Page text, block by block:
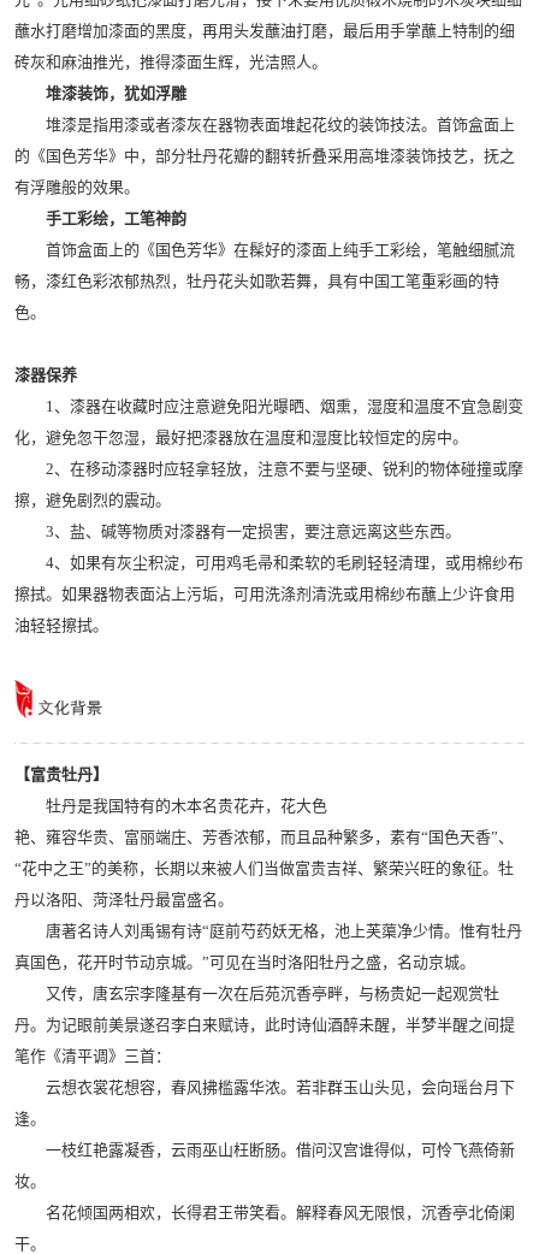
蘸水打磨增加漆面的黑度，再用头发蘸油打磨，最后用手掌蘸上特制的细
砖灰和麻油推光，推得漆面生辉，光洁照人。
堆漆装饰，犹如浮雕
堆漆是指用漆或者漆灰在器物表面堆起花纹的装饰技法。首饰盒面上
的《国色芳华》中，部分牡丹花瓣的翻转折叠采用高堆漆装饰技艺，抚之
有浮雕般的效果。
手工彩绘，工笔神韵
首饰盒面上的《国色芳华》在髹好的漆面上纯手工彩绘，笔触细腻流
畅，漆红色彩浓郁热烈，牡丹花头如歌若舞，具有中国工笔重彩画的特
色。
漆器保养
1、漆器在收藏时应注意避免阳光曝晒、烟熏，湿度和温度不宜急剧变
化，避免忽干忽湿，最好把漆器放在温度和湿度比较恒定的房中。
2、在移动漆器时应轻拿轻放，注意不要与坚硬、锐利的物体碰撞或摩
擦，避免剧烈的震动。
3、盐、碱等物质对漆器有一定损害，要注意远离这些东西。
4、如果有灰尘积淀，可用鸡毛帚和柔软的毛刷轻轻清理，或用棉纱布
擦拭。如果器物表面沾上污垢，可用洗涤剂清洗或用棉纱布蘸上少许食用
油轻轻擦拭。
【富贵牡丹】
牡丹是我国特有的木本名贵花卉，花大色
艳、雍容华贵、富丽端庄、芳香浓郁，而且品种繁多，素有“国色天香”、
“花中之王”的美称，长期以来被人们当做富贵吉祥、繁荣兴旺的象征。牡
丹以洛阳、菏泽牡丹最富盛名。
唐著名诗人刘禹锡有诗“庭前芍药妖无格，池上芙蕖净少情。惟有牡丹
真国色，花开时节动京城。”可见在当时洛阳牡丹之盛，名动京城。
又传，唐玄宗李隆基有一次在后苑沉香亭畔，与杨贵妃一起观赏牡
丹。为记眼前美景遂召李白来赋诗，此时诗仙酒醉未醒，半梦半醒之间提
笔作《清平调》三首：
云想衣裳花想容，春风拂槛露华浓。若非群玉山头见，会向瑶台月下
逢。
一枝红艳露凝香，云雨巫山枉断肠。借问汉宫谁得似，可怜飞燕倚新
妆。
名花倾国两相欢，长得君王带笑看。解释春风无限恨，沉香亭北倚阑
干。